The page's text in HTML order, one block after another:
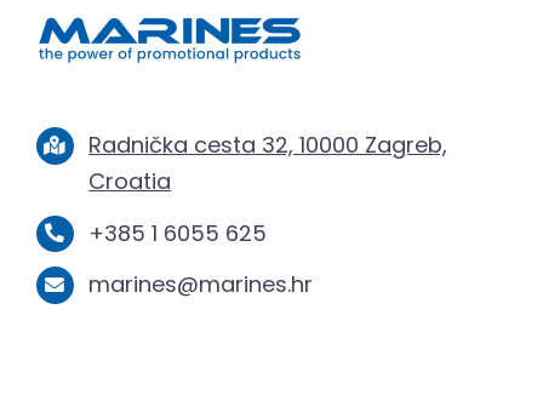
Radnička cesta 32, 10000 Zagreb,
Croatia
+385 1 6055 625
marines@marines.hr